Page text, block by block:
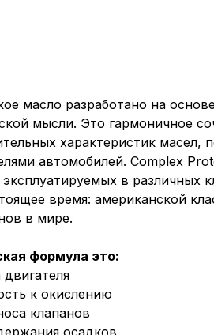
масло разработано на
мысли. Это гармоничное
характеристик масел,
автомобилей. Complex
в различных
время: американской
в мире.
формула это:
к окислению
клапанов